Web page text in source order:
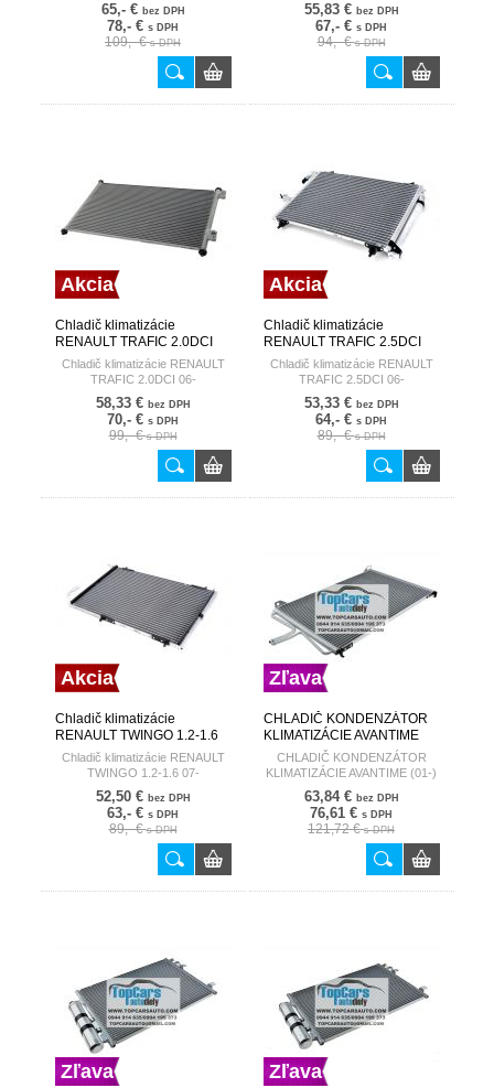
65,- € bez DPH
78,- € s DPH
109,- €s DPH
55,83 € bez DPH
67,- € s DPH
94,- €s DPH
Akcia
Chladič klimatizácie
RENAULT TRAFIC 2.0DCI
06- HART
Chladič klimatizácie RENAULT
TRAFIC 2.0DCI 06-
58,33 € bez DPH
70,- € s DPH
99,- €s DPH
Akcia
Chladič klimatizácie
RENAULT TRAFIC 2.5DCI
06- HART
Chladič klimatizácie RENAULT
TRAFIC 2.5DCI 06-
53,33 € bez DPH
64,- € s DPH
89,- €s DPH
Akcia
Chladič klimatizácie
RENAULT TWINGO 1.2-1.6
07- HART
Chladič klimatizácie RENAULT
TWINGO 1.2-1.6 07-
52,50 € bez DPH
63,- € s DPH
89,- €s DPH
Zľava
CHLADIČ KONDENZÁTOR
KLIMATIZÁCIE AVANTIME
(01-) 2.0 I, ESPACE III (96-)
2.0 I (BEZ VYSÚŠAČA)
CHLADIČ KONDENZÁTOR
KLIMATIZÁCIE AVANTIME (01-)
2.0 I, ESPACE III (96-) 2.0 I (BEZ
VYSÚŠAČA) 6025307276
63,84 € bez DPH
76,61 € s DPH
121,72 €s DPH
Zľava Zľava